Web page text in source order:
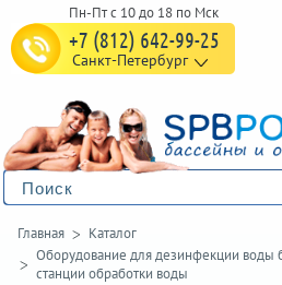
+7 (812) 642-99-25
Санкт-Петербург
Главная
Каталог
Оборудование для дезинфекции воды
станции обработки воды